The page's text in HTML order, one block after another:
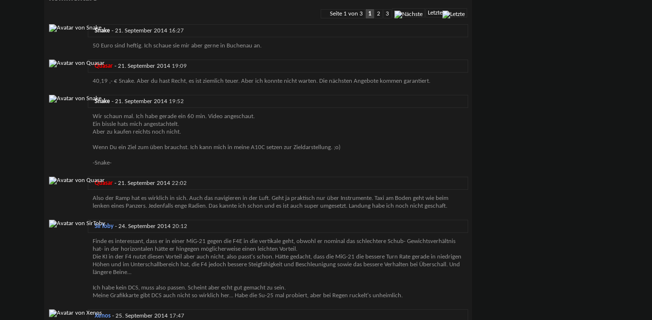
Seite 1 von 3 1 2 3 Letzte
Snake- 21. September 2014 16:27
50 Euro sind heftig. Ich schaue sie mir aber gerne in Buchenau an.
Quasar- 21. September 2014 19:09
40,19 ,- € Snake. Aber du hast Recht, es ist ziemlich teuer. Aber ich konnte nicht warten. Die nächsten Angebote kommen garantiert.
Snake- 21. September 2014 19:52
Wir schaun mal. Ich habe gerade ein 60 min. Video angeschaut.
Ein bissle hats mich angestachtelt.
Aber zu kaufen reichts noch nicht.
Wenn Du ein Ziel zum üben brauchst. Ich kann mich in meine A10C setzen zur Zieldarstellung. ;o)
-Snake-
Quasar- 21. September 2014 22:02
Also der Ramp hat es wirklich in sich. Auch das navigieren in der Luft. Geht ja praktisch nur über Instrumente. Taxi am Boden geht wie beim
lenken eines Panzers. Jedenfalls enge Radien. Das kannte ich schon und es ist auch super umgesetzt. Landung habe ich noch nicht geschaft.
SirToby- 24. September 2014 20:12
Finde es interessant, dass er in einer MiG-21 gegen die F4E in die vertikale geht, obwohl er nominal das schlechtere Schub- Gewichtsverhältnis
hat- in der horizontalen hätte er hingegen möglicherweise einen leichten Vorteil.
Die KI in der F4 nutzt diesen Vorteil aber auch nicht, also passt's schon. Hätte gedacht, dass die MiG-21 die bessere Turn Rate gerade in niedrigen
Höhen und im Unterschallbereich hat, die F4 jedoch bessere Steigfähigkeit und Beschleunigung sowie das bessere Verhalten bei Überschall. Und
längere Beine...
Ich habe kein DCS, muss also passen. Scheint aber echt gut gemacht zu sein.
Meine Grafikkarte gibt DCS auch nicht so wirklich her... Habe die Su-25 mal probiert, aber bei Regen ruckelt's unheimlich.
Xenos- 25. September 2014 17:47